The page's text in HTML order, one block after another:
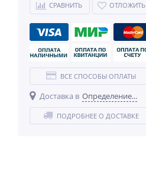
СРАВНИТЬ ОТЛОЖИТЬ
ВСЕ СПОСОБЫ ОПЛАТЫ
Доставка в Определение...
ПОДРОБНЕЕ О ДОСТАВКЕ